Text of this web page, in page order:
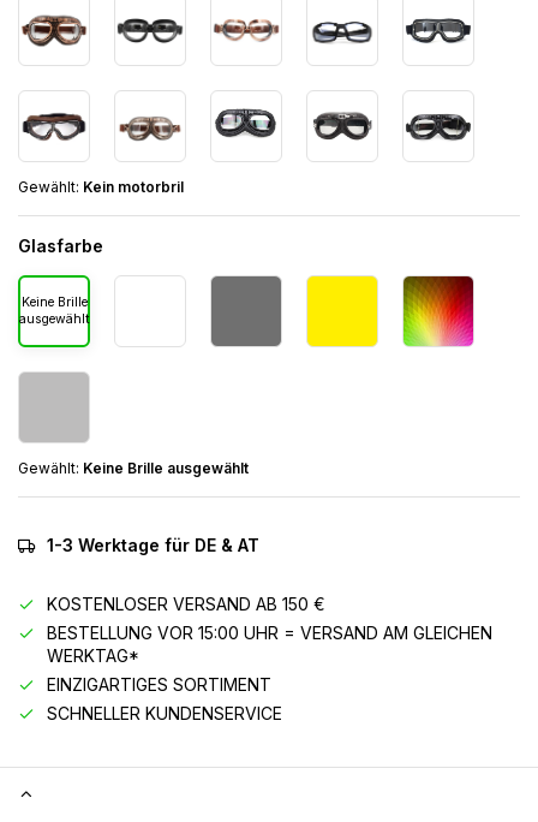
Gewählt: Kein motorbril
Glasfarbe
Keine Brille
ausgewählt
Gewählt: Keine Brille ausgewählt
1-3 Werktage für DE & AT
KOSTENLOSER VERSAND AB 150 €
BESTELLUNG VOR 15:00 UHR = VERSAND AM GLEICHEN
WERKTAG*
EINZIGARTIGES SORTIMENT
SCHNELLER KUNDENSERVICE